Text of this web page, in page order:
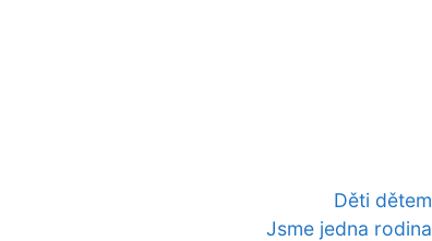
Děti dětem
Jsme jedna rodina